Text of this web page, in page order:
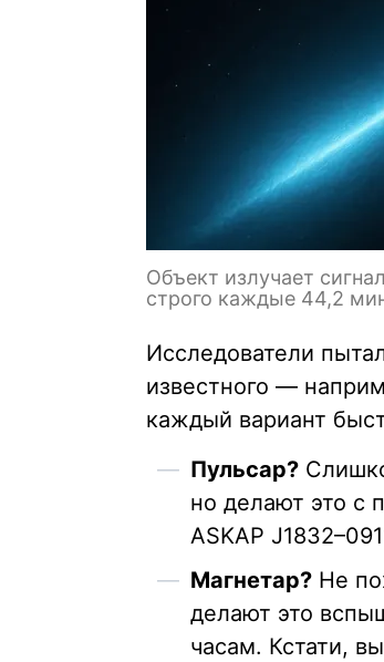
Объект излучает
строго каждые 44,2
Исследователи
известного —
каждый вариант
Пульсар?
но делают это с
ASKAP
Магнетар? Не
делают это
часам. Кстати,